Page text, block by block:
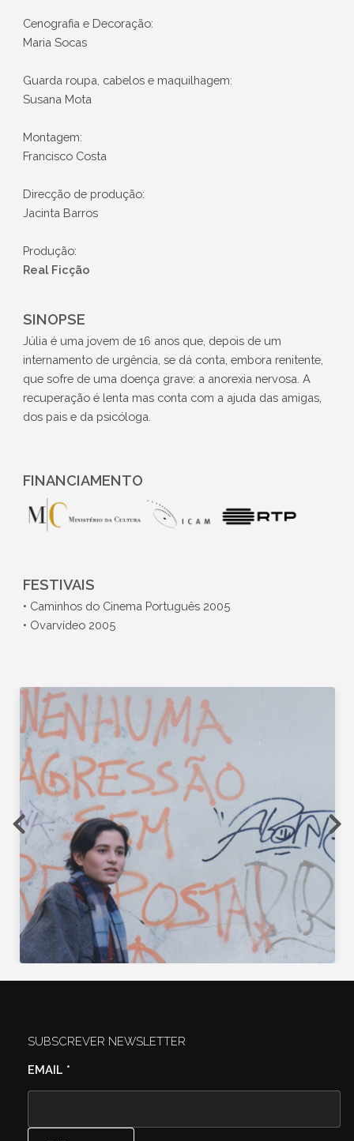
Cenografia e Decoração:
Maria Socas
Guarda roupa, cabelos e maquilhagem:
Susana Mota
Montagem:
Francisco Costa
Direcção de produção:
Jacinta Barros
Produção:
Real Ficção
SINOPSE
Júlia é uma jovem de 16 anos que, depois de um
internamento de urgência, se dá conta, embora renitente,
que sofre de uma doença grave: a anorexia nervosa. A
recuperação é lenta mas conta com a ajuda das amigas,
dos pais e da psicóloga.
FINANCIAMENTO
FESTIVAIS
• Caminhos do Cinema Português 2005
• Ovarvídeo 2005
SUBSCREVER NEWSLETTER
EMAIL *